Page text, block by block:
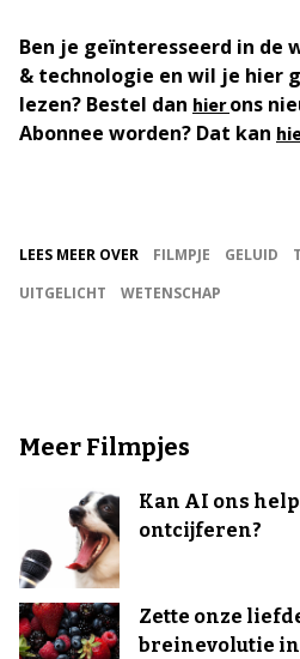
Ben je geïnteresseerd in de
& technologie en wil je hier
lezen? Bestel dan hierons
Abonnee worden? Dat kan
LEES MEER OVER FILMPJE GELUID
UITGELICHT
WETENSCHAP
Meer Filmpjes
Kan AI ons
ontcijferen?
Zette onze
breinevolutie in